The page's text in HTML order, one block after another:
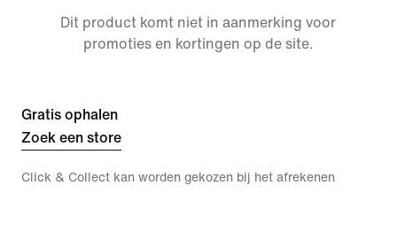
Dit product komt niet in aanmerking voor
promoties en kortingen op de site.
Gratis ophalen
Zoek een store
Click & Collect kan worden gekozen bij het afrekenen